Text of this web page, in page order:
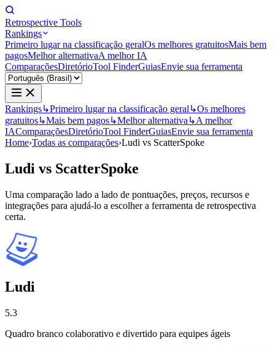
Retrospective Tools
Rankings
Primeiro lugar na classificação geralOs melhores gratuitosMais bem
pagosMelhor alternativaA melhor IA
ComparaçõesDiretórioTool FinderGuiasEnvie sua ferramenta
Rankings↳Primeiro lugar na classificação geral ↳Os melhores
gratuitos↳Mais bem pagos↳Melhor alternativa ↳A melhor
IAComparaçõesDiretórioTool FinderGuiasEnvie sua ferramenta
Home›Todas as comparações›Ludi vs ScatterSpoke
Ludi vs ScatterSpoke
Uma comparação lado a lado de pontuações, preços, recursos e
integrações para ajudá-lo a escolher a ferramenta de retrospectiva
certa.
Ludi
5.3
Quadro branco colaborativo e divertido para equipes ágeis